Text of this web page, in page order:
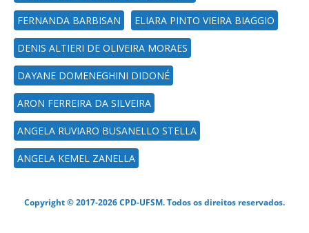
FERNANDA BARBISAN ELIARA PINTO VIEIRA BIAGGIO
DENIS ALTIERI DE OLIVEIRA MORAES
DAYANE DOMENEGHINI DIDONÉ
ARON FERREIRA DA SILVEIRA
ANGELA RUVIARO BUSANELLO STELLA
ANGELA KEMEL ZANELLA
Copyright © 2017-2026 CPD-UFSM. Todos os direitos reservados.